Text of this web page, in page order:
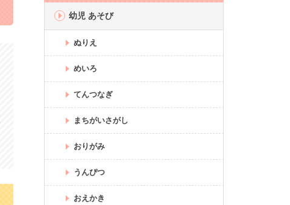
幼児 あそび
ぬりえ
めいろ
てんつなぎ
まちがいさがし
おりがみ
うんぴつ
おえかき